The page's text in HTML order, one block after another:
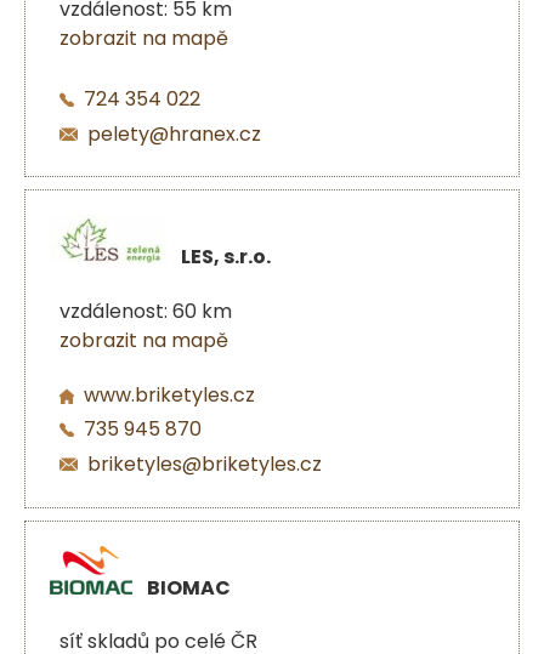
vzdálenost: 55 km
zobrazit na mapě
724 354 022
pelety@hranex.cz
LES, s.r.o.
vzdálenost: 60 km
zobrazit na mapě
www.briketyles.cz
735 945 870
briketyles@briketyles.cz
BIOMAC
síť skladů po celé ČR